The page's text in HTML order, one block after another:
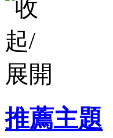
推薦主題